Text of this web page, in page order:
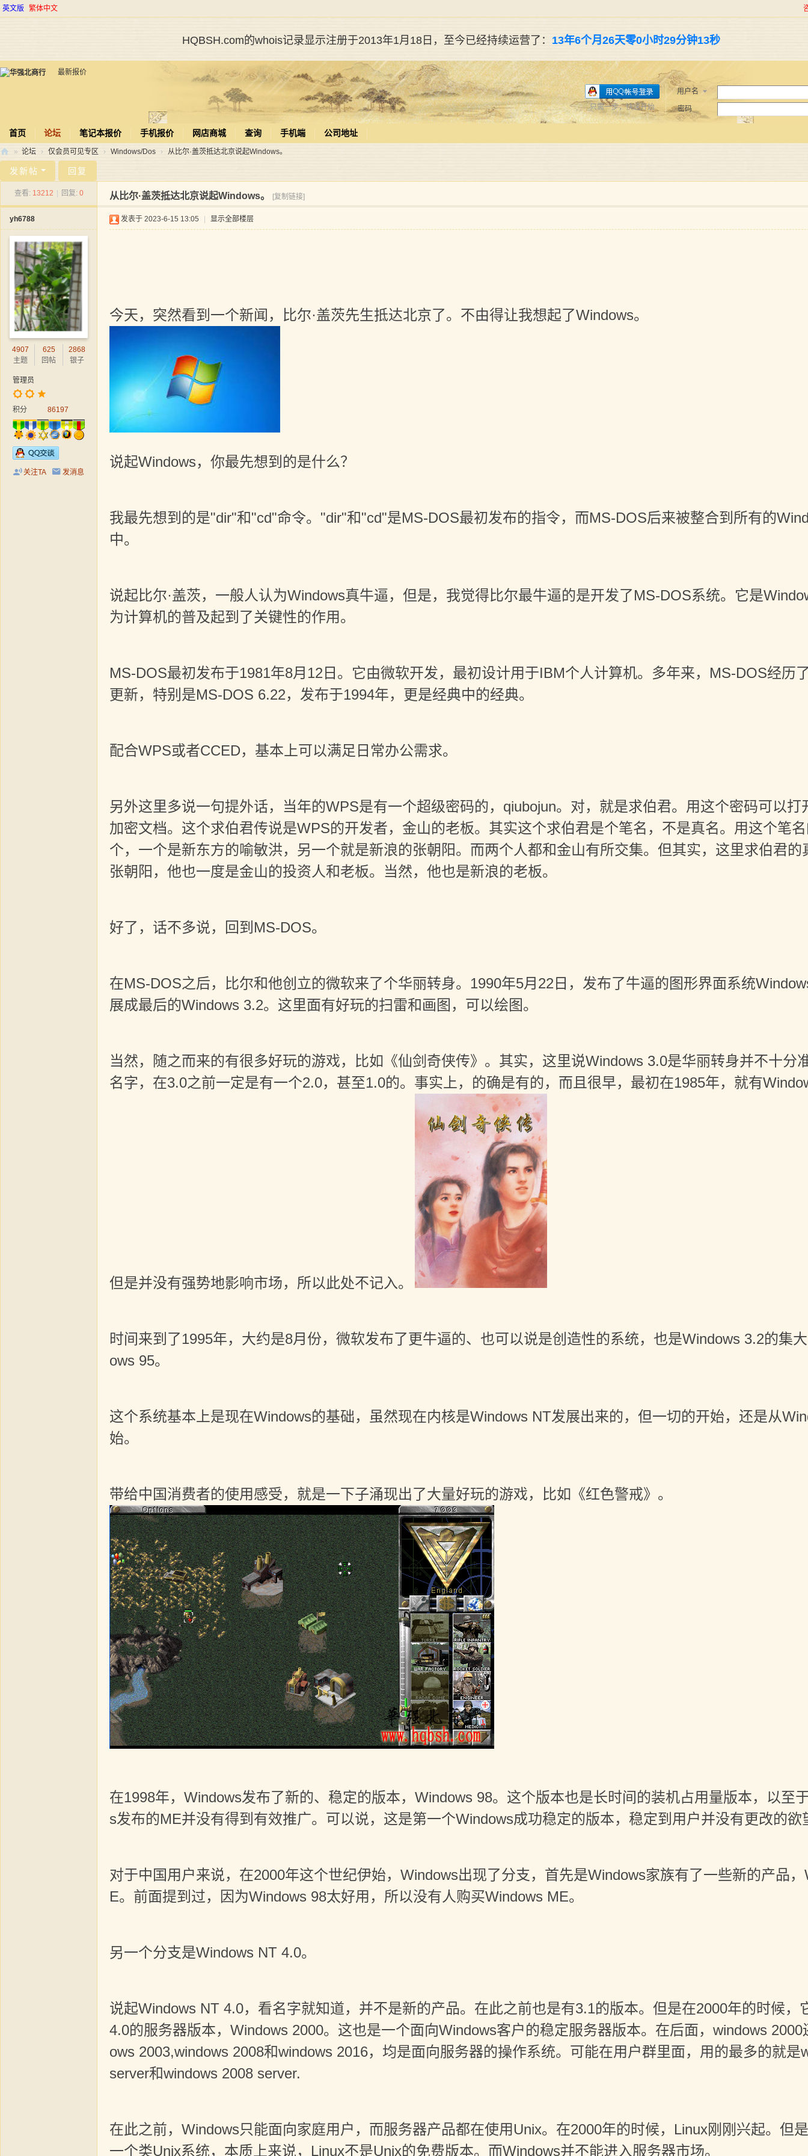
英文版 繁体中文
HQBSH.com的whois记录显示注册于2013年1月18日，至今已经持续运营了： 13年6个月26天零0小时29分钟14秒
最新报价
用户名
密码
只需一步，快速开始
首页 论坛 笔记本报价 手机报价 网店商城 查询 手机端 公司地址
北
» 论坛 › 仅会员可见专区 › Windows/Dos › 从比尔·盖茨抵达北京说起Windows。
发新帖 回复
查看: 13212 回复: 0 从比尔·盖茨抵达北京说起Windows。 [复制链接]
yh6788
4907
主题
625
回帖
2868
银子
管理员
积分 86197
关注TA 发消息
发表于 2023-6-15 13:05 显示全部楼层
今天，突然看到一个新闻，比尔·盖茨先生抵达北京了。不由得让我想起了Windows。
说起Windows，你最先想到的是什么？
我最先想到的是"dir"和"cd"命令。"dir"和"cd"是MS-DOS最初发布的指令，而MS-DOS后来被整合到所有的
中。
说起比尔·盖茨，一般人认为Windows真牛逼，但是，我觉得比尔最牛逼的是开发了MS-DOS系统。它是
为计算机的普及起到了关键性的作用。
MS-DOS最初发布于1981年8月12日。它由微软开发，最初设计用于IBM个人计算机。多年来，MS-DOS经历
更新，特别是MS-DOS 6.22，发布于1994年，更是经典中的经典。
配合WPS或者CCED，基本上可以满足日常办公需求。
另外这里多说一句提外话，当年的WPS是有一个超级密码的，qiubojun。对，就是求伯君。用这个密码可以打
加密文档。这个求伯君传说是WPS的开发者，金山的老板。其实这个求伯君是个笔名，不是真名。用这个笔
个，一个是新东方的喻敏洪，另一个就是新浪的张朝阳。而两个人都和金山有所交集。但其实，这里求伯君的
张朝阳，他也一度是金山的投资人和老板。当然，他也是新浪的老板。
好了，话不多说，回到MS-DOS。
在MS-DOS之后，比尔和他创立的微软来了个华丽转身。1990年5月22日，发布了牛逼的图形界面系统
展成最后的Windows 3.2。这里面有好玩的扫雷和画图，可以绘图。
当然，随之而来的有很多好玩的游戏，比如《仙剑奇侠传》。其实，这里说Windows 3.0是华丽转身并不十分
名字，在3.0之前一定是有一个2.0，甚至1.0的。事实上，的确是有的，而且很早，最初在1985年，就有
但是并没有强势地影响市场，所以此处不记入。
时间来到了1995年，大约是8月份，微软发布了更牛逼的、也可以说是创造性的系统，也是Windows 3.2的集
ows 95。
这个系统基本上是现在Windows的基础，虽然现在内核是Windows NT发展出来的，但一切的开始，还是从
始。
带给中国消费者的使用感受，就是一下子涌现出了大量好玩的游戏，比如《红色警戒》。
在1998年，Windows发布了新的、稳定的版本，Windows 98。这个版本也是长时间的装机占用量版本，以至
s发布的ME并没有得到有效推广。可以说，这是第一个Windows成功稳定的版本，稳定到用户并没有更改的欲
对于中国用户来说，在2000年这个世纪伊始，Windows出现了分支，首先是Windows家族有了一些新的产品
E。前面提到过，因为Windows 98太好用，所以没有人购买Windows ME。
另一个分支是Windows NT 4.0。
说起Windows NT 4.0，看名字就知道，并不是新的产品。在此之前也是有3.1的版本。但是在2000年的时候，
4.0的服务器版本，Windows 2000。这也是一个面向Windows客户的稳定服务器版本。在后面，windows 2000
ows 2003,windows 2008和windows 2016，均是面向服务器的操作系统。可能在用户群里面，用的最多的就是
server和windows 2008 server.
在此之前，Windows只能面向家庭用户，而服务器产品都在使用Unix。在2000年的时候，Linux刚刚兴起。但
一个类Unix系统，本质上来说，Linux不是Unix的免费版本。而Windows并不能进入服务器市场。